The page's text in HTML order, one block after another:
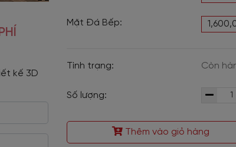
kế 3D
Mặt Đá Bếp:
Tình trạng: Còn
Số lượng:
Thêm vào giỏ hàng